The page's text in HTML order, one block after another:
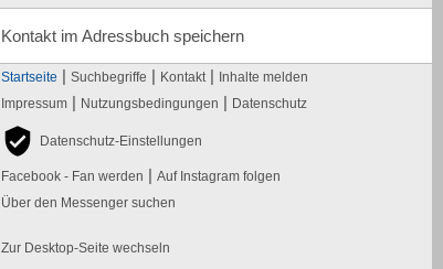
Kontakt im Adressbuch speichern
Startseite | Suchbegriffe | Kontakt | Inhalte melden
Impressum | Nutzungsbedingungen | Datenschutz
Datenschutz-Einstellungen
Facebook - Fan werden | Auf Instagram folgen
Über den Messenger suchen
Zur Desktop-Seite wechseln